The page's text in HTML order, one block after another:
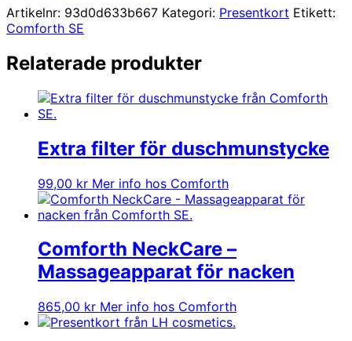
Artikelnr: 93d0d633b667 Kategori: Presentkort Etikett:
Comforth SE
Relaterade produkter
Extra filter för duschmunstycke
99,00 kr Mer info hos Comforth
Comforth NeckCare –
Massageapparat för nacken
865,00 kr Mer info hos Comforth